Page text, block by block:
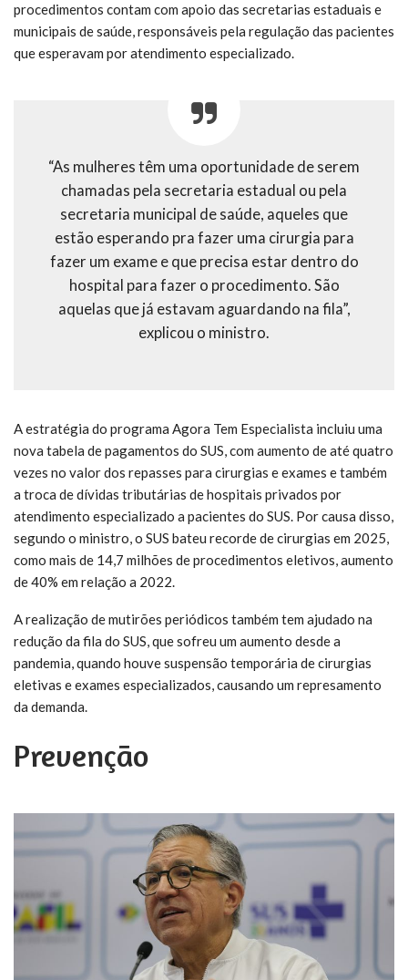
procedimentos contam com apoio das secretarias estaduais e
municipais de saúde, responsáveis pela regulação das pacientes
que esperavam por atendimento especializado.
“As mulheres têm uma oportunidade de serem
chamadas pela secretaria estadual ou pela
secretaria municipal de saúde, aqueles que
estão esperando pra fazer uma cirurgia para
fazer um exame e que precisa estar dentro do
hospital para fazer o procedimento. São
aquelas que já estavam aguardando na fila”,
explicou o ministro.
A estratégia do programa Agora Tem Especialista incluiu uma
nova tabela de pagamentos do SUS, com aumento de até quatro
vezes no valor dos repasses para cirurgias e exames e também
a troca de dívidas tributárias de hospitais privados por
atendimento especializado a pacientes do SUS. Por causa disso,
segundo o ministro, o SUS bateu recorde de cirurgias em 2025,
como mais de 14,7 milhões de procedimentos eletivos, aumento
de 40% em relação a 2022.
A realização de mutirões periódicos também tem ajudado na
redução da fila do SUS, que sofreu um aumento desde a
pandemia, quando houve suspensão temporária de cirurgias
eletivas e exames especializados, causando um represamento
da demanda.
Prevenção